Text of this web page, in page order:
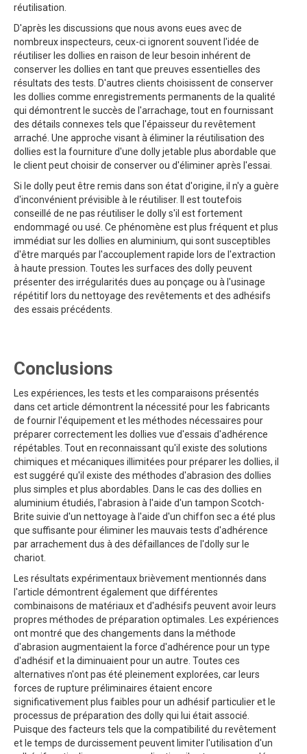
réutilisation.
D'après les discussions que nous avons eues avec de
nombreux inspecteurs, ceux-ci ignorent souvent l'idée de
réutiliser les dollies en raison de leur besoin inhérent de
conserver les dollies en tant que preuves essentielles des
résultats des tests. D'autres clients choisissent de conserver
les dollies comme enregistrements permanents de la qualité
qui démontrent le succès de l'arrachage, tout en fournissant
des détails connexes tels que l'épaisseur du revêtement
arraché. Une approche visant à éliminer la réutilisation des
dollies est la fourniture d'une dolly jetable plus abordable que
le client peut choisir de conserver ou d'éliminer après l'essai.
Si le dolly peut être remis dans son état d'origine, il n'y a guère
d'inconvénient prévisible à le réutiliser. Il est toutefois
conseillé de ne pas réutiliser le dolly s'il est fortement
endommagé ou usé. Ce phénomène est plus fréquent et plus
immédiat sur les dollies en aluminium, qui sont susceptibles
d'être marqués par l'accouplement rapide lors de l'extraction
à haute pression. Toutes les surfaces des dolly peuvent
présenter des irrégularités dues au ponçage ou à l'usinage
répétitif lors du nettoyage des revêtements et des adhésifs
des essais précédents.
Conclusions
Les expériences, les tests et les comparaisons présentés
dans cet article démontrent la nécessité pour les fabricants
de fournir l'équipement et les méthodes nécessaires pour
préparer correctement les dollies vue d'essais d'adhérence
répétables. Tout en reconnaissant qu'il existe des solutions
chimiques et mécaniques illimitées pour préparer les dollies, il
est suggéré qu'il existe des méthodes d'abrasion des dollies
plus simples et plus abordables. Dans le cas des dollies en
aluminium étudiés, l'abrasion à l'aide d'un tampon Scotch-
Brite suivie d'un nettoyage à l'aide d'un chiffon sec a été plus
que suffisante pour éliminer les mauvais tests d'adhérence
par arrachement dus à des défaillances de l'dolly sur le
chariot.
Les résultats expérimentaux brièvement mentionnés dans
l'article démontrent également que différentes
combinaisons de matériaux et d'adhésifs peuvent avoir leurs
propres méthodes de préparation optimales. Les expériences
ont montré que des changements dans la méthode
d'abrasion augmentaient la force d'adhérence pour un type
d'adhésif et la diminuaient pour un autre. Toutes ces
alternatives n'ont pas été pleinement explorées, car leurs
forces de rupture préliminaires étaient encore
significativement plus faibles pour un adhésif particulier et le
processus de préparation des dolly qui lui était associé.
Puisque des facteurs tels que la compatibilité du revêtement
et le temps de durcissement peuvent limiter l'utilisation d'un